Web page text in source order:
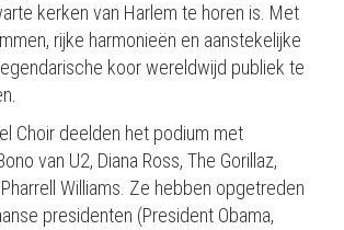
kerken van Harlem te horen is. Met
rijke harmonieën en aanstekelijke
koor wereldwijd publiek te
Choir deelden het podium met
van U2, Diana Ross, The Gorillaz,
Williams. Ze hebben opgetreden
presidenten (President Obama,